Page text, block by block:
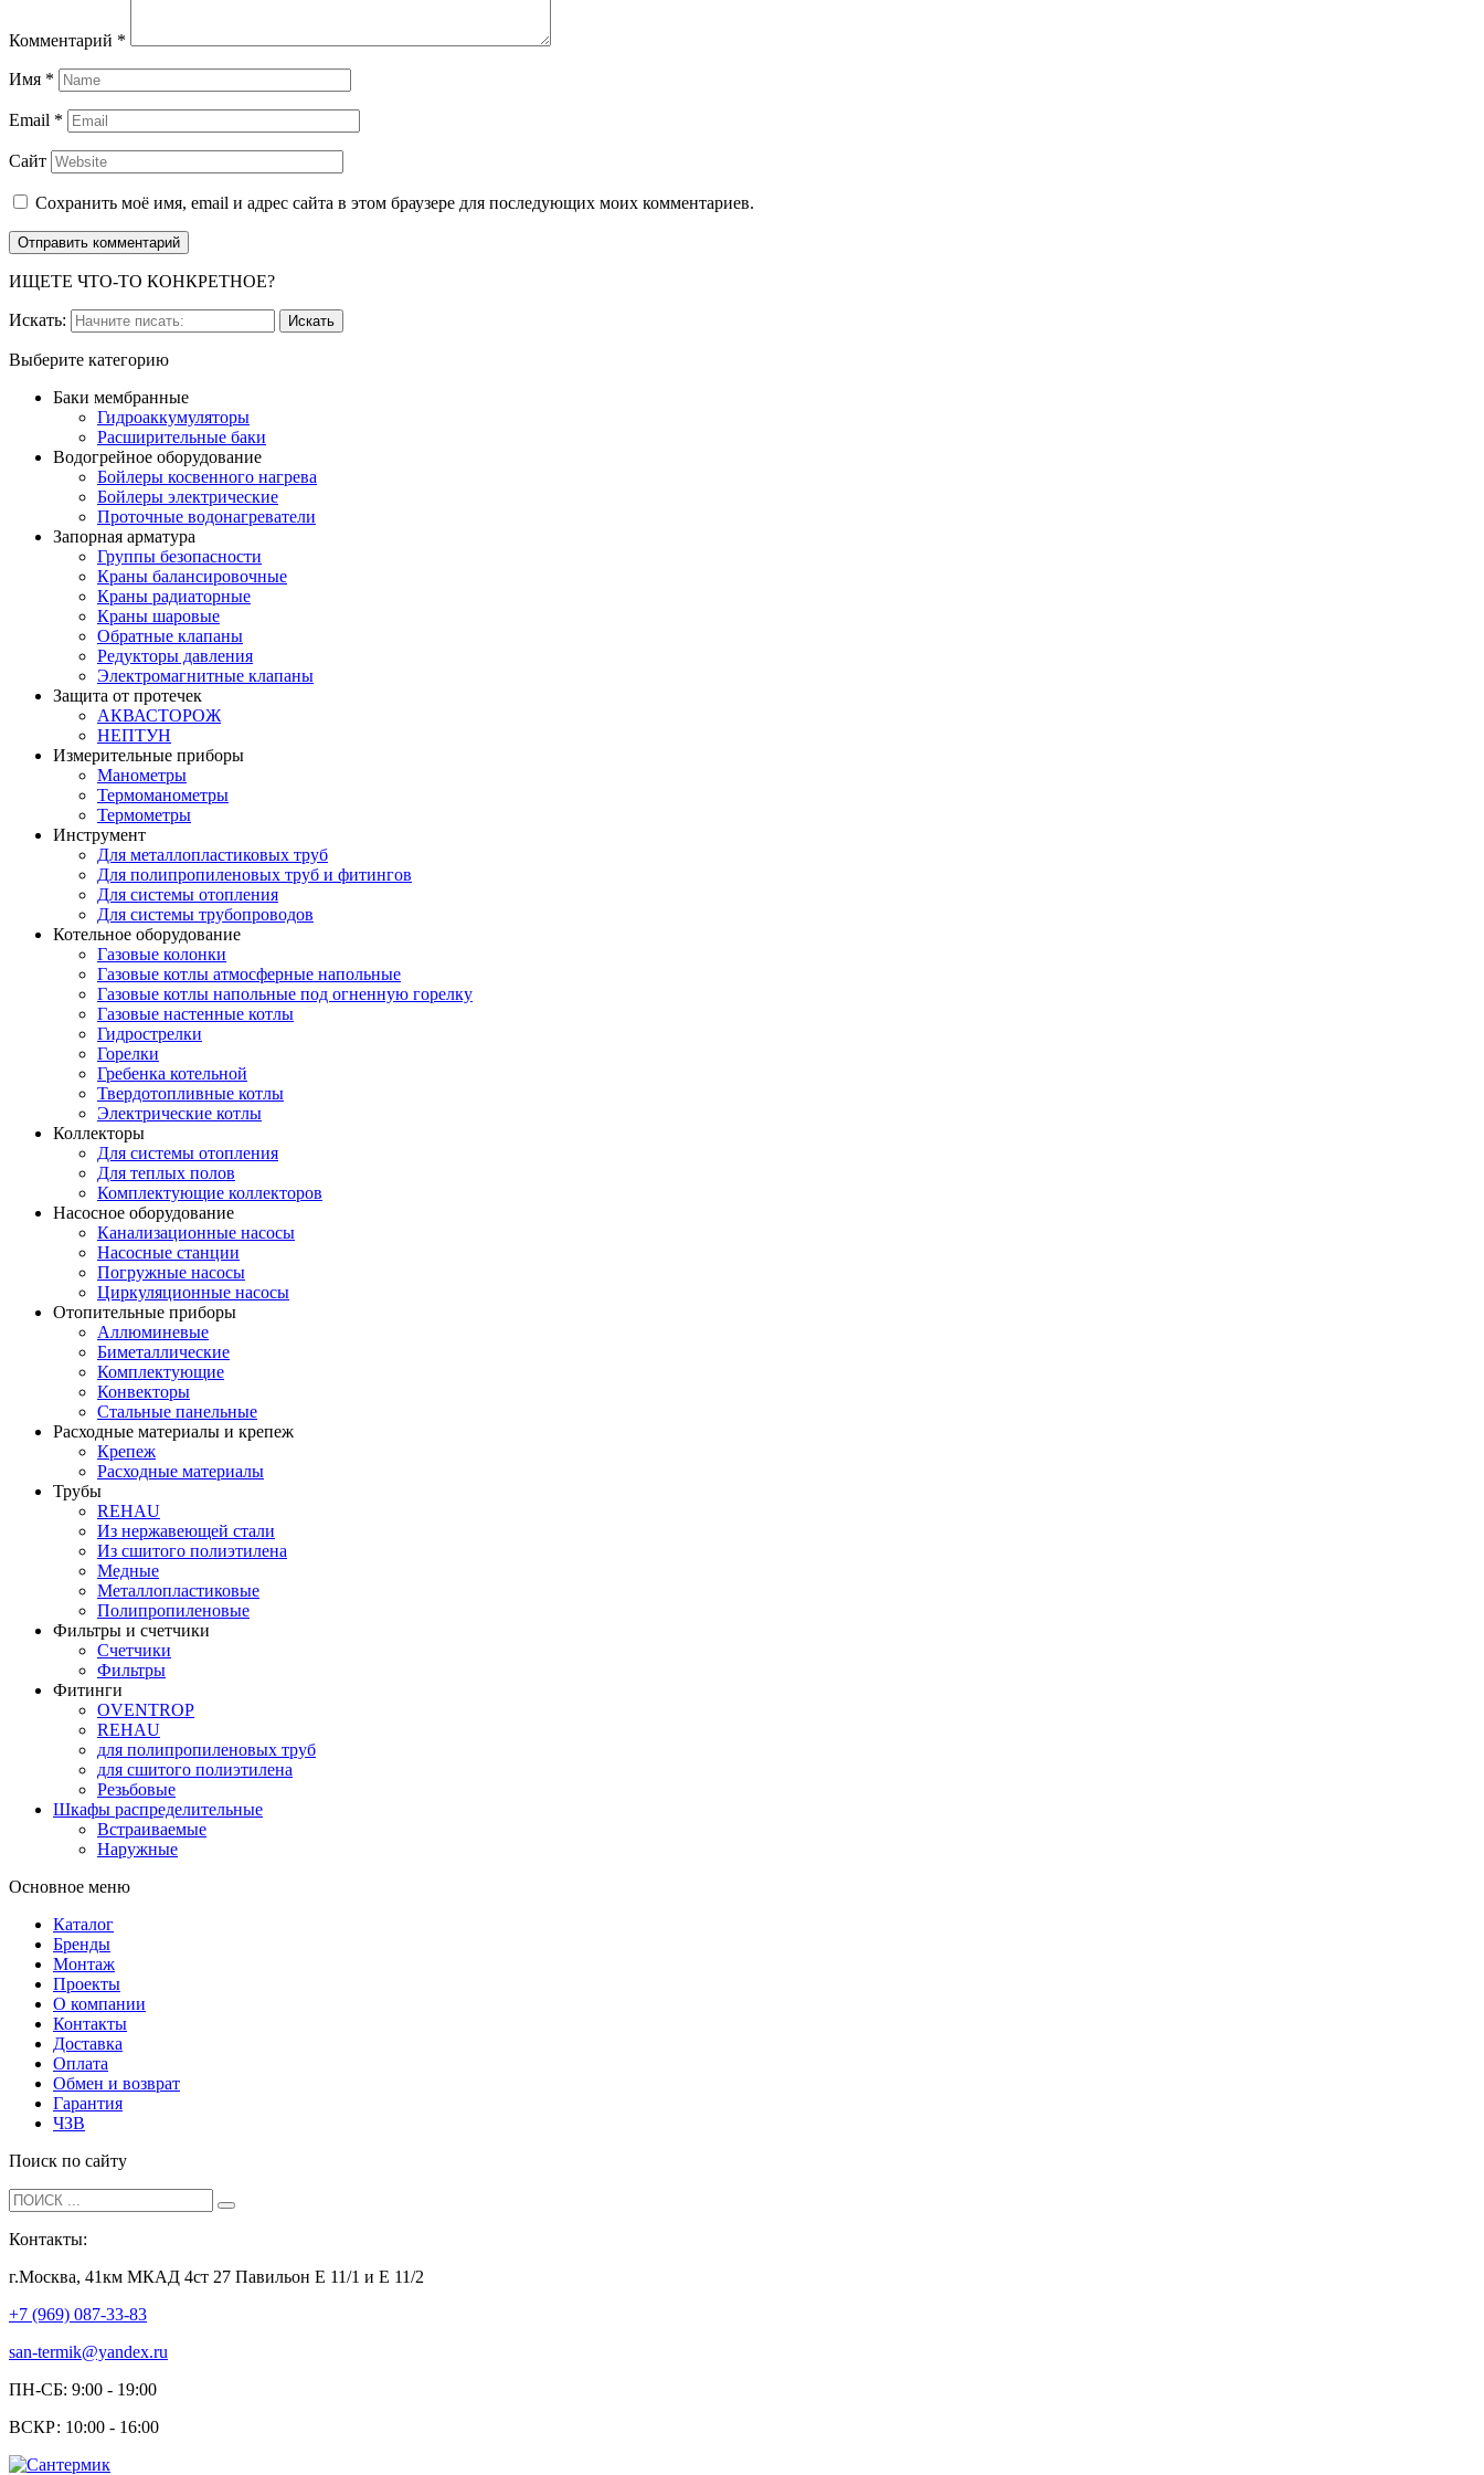
Комментарий *
Имя *
Email *
Сайт
Сохранить моё имя, email и адрес сайта в этом браузере для последующих моих комментариев.
ИЩЕТЕ ЧТО-ТО КОНКРЕТНОЕ?
Искать:
Выберите категорию
Баки мембранные
Гидроаккумуляторы
Расширительные баки
Водогрейное оборудование
Бойлеры косвенного нагрева
Бойлеры электрические
Проточные водонагреватели
Запорная арматура
Группы безопасности
Краны балансировочные
Краны радиаторные
Краны шаровые
Обратные клапаны
Редукторы давления
Электромагнитные клапаны
Защита от протечек
АКВАСТОРОЖ
НЕПТУН
Измерительные приборы
Манометры
Термоманометры
Термометры
Инструмент
Для металлопластиковых труб
Для полипропиленовых труб и фитингов
Для системы отопления
Для системы трубопроводов
Котельное оборудование
Газовые колонки
Газовые котлы атмосферные напольные
Газовые котлы напольные под огненную горелку
Газовые настенные котлы
Гидрострелки
Горелки
Гребенка котельной
Твердотопливные котлы
Электрические котлы
Коллекторы
Для системы отопления
Для теплых полов
Комплектующие коллекторов
Насосное оборудование
Канализационные насосы
Насосные станции
Погружные насосы
Циркуляционные насосы
Отопительные приборы
Аллюминевые
Биметаллические
Комплектующие
Конвекторы
Стальные панельные
Расходные материалы и крепеж
Крепеж
Расходные материалы
Трубы
REHAU
Из нержавеющей стали
Из сшитого полиэтилена
Медные
Металлопластиковые
Полипропиленовые
Фильтры и счетчики
Счетчики
Фильтры
Фитинги
OVENTROP
REHAU
для полипропиленовых труб
для сшитого полиэтилена
Резьбовые
Шкафы распределительные
Встраиваемые
Наружные
Основное меню
Каталог
Бренды
Монтаж
Проекты
О компании
Контакты
Доставка
Оплата
Обмен и возврат
Гарантия
ЧЗВ
Поиск по сайту
Контакты:
г.Москва, 41км МКАД 4ст 27 Павильон Е 11/1 и Е 11/2
+7 (969) 087-33-83
san-termik@yandex.ru
ПН-СБ: 9:00 - 19:00
ВСКР: 10:00 - 16:00